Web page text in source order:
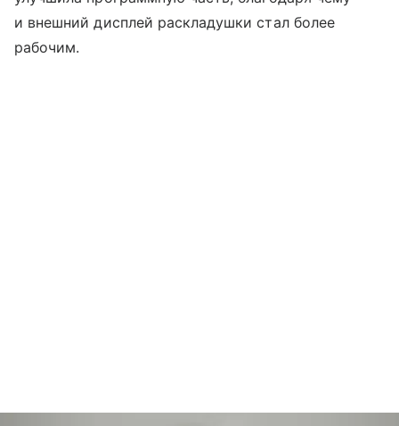
и внешний дисплей раскладушки стал более
рабочим.